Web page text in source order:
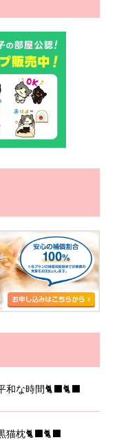
和な時間🐈‍⬛🐈‍⬛
猫枕🐈‍⬛🐈‍⬛